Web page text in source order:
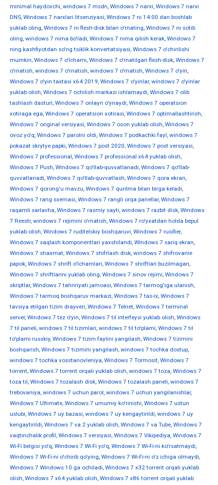
minimal haydovchi, windows 7 msdn, Windows 7 narxi, Windows 7 narxi
DNS, Windows 7 narxlari litsenziyasi, Windows 7 ni 14:00 dan boshlab
yuklab oling, Windows 7 ni flesh-disk bilan o'rnating, Windows 7 ni sotib
oling, windows 7 nima bo'ladi, Windows 7 nima qilish kerak, Windows 7
ning kashfiyotdan so'ng tsiklik konvertatsiyasi, Windows 7 o'chirilishi
mumkin, Windows 7 o'lchami, Windows 7 o'rnatilgan flesh-disk, Windows 7
o'rnatish, windows 7 o'rnatish, windows 7 o'rnatish, Windows 7 o'yin,
Windows 7 o'yin taxtasi x64 2019, Windows 7 o'yinlar, windows 7 o'yinlar
yuklab olish, Windows 7 ochilish markazi ishlamaydi, Windows 7 olib
tashlash dasturi, Windows 7 onlayn o'ynaydi, Windows 7 operatsion
xotiraga ega, Windows 7 operatsion xotirasi, Windows 7 optimallashtirish,
Windows 7 original versiyasi, Windows 7 oson yuklab olish, Windows 7
ovoz yo'q, Windows 7 parolni oldi, Windows 7 podkachki fayl, windows 7
pokazat skrytye papki, Windows 7 post 2020, Windows 7 post versiyasi,
Windows 7 professional, Windows 7 professional x64 yuklab olish,
Windows 7 Push, Windows 7 qo'llab-quvvatlanadi, Windows 7 qo'llab-
quvvatlanadi, Windows 7 qo'llab-quvvatlash, Windows 7 qora ekran,
Windows 7 qorong'u mavzu, Windows 7 qurilma bilan birga keladi,
Windows 7 rang sxemasi, Windows 7 rangli orqa panellar, Windows 7
raqamli sarlavha, Windows 7 rasmiy sayti, windows 7 razbit disk, Windows
7 Reestr, windows 7 rejimini o'rnatish, Windows 7 ro'yxatdan holda bepul
yuklab olish, Windows 7 ruditelskiy boshqaruvi, Windows 7 rusifier,
Windows 7 saqlash komponentlari yaxshilandi, Windows 7 sariq ekran,
Windows 7 shaxmat, Windows 7 shifrlash disk, windows 7 shifrovanie
papok, Windows 7 shrift o'lchamlari, Windows 7 shriftlari buzilmagan,
Windows 7 shriftlarini yuklab oling, Windows 7 sinov rejimi, Windows 7
skriptlar, Windows 7 tahririyati jamoasi, Windows 7 tarmog'iga ulanish,
Windows 7 tarmoq boshqaruv markazi, Windows 7 tas-ix, Windows 7
tavsiya etilgan tizim drayveri, Windows 7 Telnet, Windows 7 terminal
server, Windows 7 tez o'yin, Windows 7 til interfeysi yuklab olish, Windows
7 til paneli, windows 7 til tizimlari, windows 7 til to'plami, Windows 7 til
to'plami russkiy, Windows 7 tizim faylini yangilash, Windows 7 tizimini
boshqarish, Windows 7 tizimini yangilash, windows 7 tochka dostup,
windows 7 tochka vosstanovleniya, Windows 7 Tormosit, Windows 7
torrent, Windows 7 torrent orqali yuklab olish, windows 7 toza, Windows 7
toza til, Windows 7 tozalash disk, Windows 7 tozalash paneli, windows 7
trebovaniya, windows 7 uchun parol, windows 7 uchun yangilanishlar,
Windows 7 Ultimate, Windows 7 umumiy ko'rinishi, Windows 7 ustun
uslubi, Windows 7 uy bazasi, windows 7 uy kengaytirildi, windows 7 uy
kengaytirildi, Windows 7 va 2 yuklab olish, Windows 7 va Tube, Windows 7
vaqtinchalik profil, Windows 7 versiyasi, Windows 7 Vikipediya, Windows 7
Wi-Fi belgisi yo'q, Windows 7 Wi-Fi yo'q, Windows 7 Wi-Fi-ni ko'rsatmaydi,
Windows 7 Wi-Fi-ni o'chirib qo'ying, Windows 7 Wi-Fi-ni o'z ichiga olmaydi,
Windows 7 Windows 10 ga ochiladi, Windows 7 x32 torrent orqali yuklab
olish, Windows 7 x64 yuklab olish, Windows 7 x86 torrent orqali yuklab